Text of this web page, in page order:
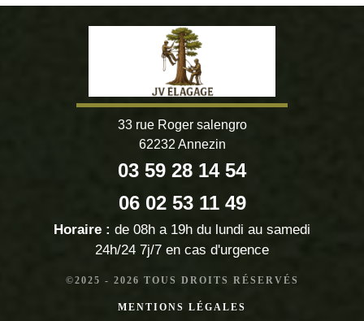
33 rue Roger salengro
62232 Annezin
03 59 28 14 54
06 02 53 11 49
Horaire : de 08h a 19h du lundi au samedi
24h/24 7j/7 en cas d'urgence
©2025 - 2026 TOUS DROITS RÉSERVÉS
MENTIONS LÉGALES